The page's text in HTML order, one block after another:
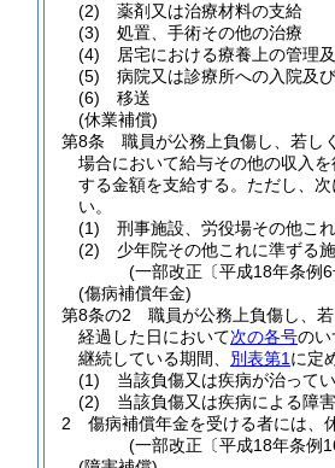
(2)
薬剤又は治療材料の支給
(3)
処置、手術その他の治療
(4)
居宅における療養上の管理
(5)
病院又は診療所への入院及
(6)
移送
(休業補償)
第8条
職員が公務上負傷し、若し
場合において給与その他の収入
する金額を支給する。 ただし、
い。
(1)
刑事施設、労役場その他こ
(2)
少年院その他これに準ずる
(一部改正〔平成18年条例
(傷病補償年金)
第8条の2
職員が公務上負傷し、
経過した日において次の各号のい
継続している期間、 別表第1 に定
(1)
当該負傷又は疾病が治ってい
(2)
当該負傷又は疾病による障
2
傷病補償年金を受ける者には、
(一部改正〔平成18年条例